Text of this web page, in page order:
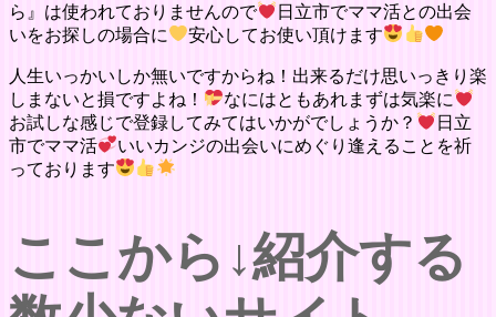
ら』は使われておりませんので
日立市でママ活との出会
いをお探しの場合に
安心してお使い頂けます
人生いっかいしか無いですからね！出来るだけ思いっきり楽
しまないと損ですよね！
なにはともあれまずは気楽に
お試しな感じで登録してみてはいかがでしょうか？
日立
市でママ活
いいカンジの出会いにめぐり逢えることを祈
っております
ここから↓紹介する